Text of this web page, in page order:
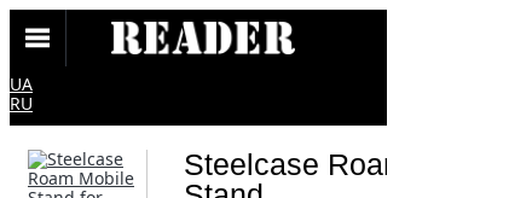
UA
RU
Steelcase Roam Mobile